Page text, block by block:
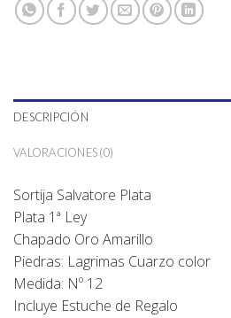
DESCRIPCIÓN
VALORACIONES (0)
Sortija Salvatore Plata
Plata 1ª Ley
Chapado Oro Amarillo
Piedras: Lagrimas Cuarzo color
Medida: Nº 12
Incluye Estuche de Regalo